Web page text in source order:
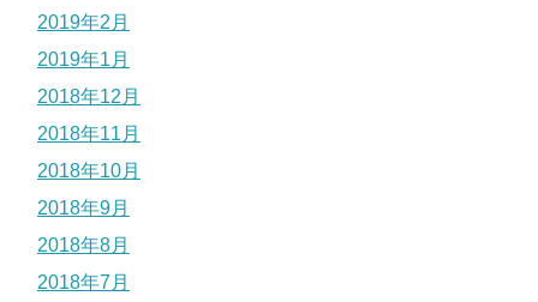
2019年2月
2019年1月
2018年12月
2018年11月
2018年10月
2018年9月
2018年8月
2018年7月